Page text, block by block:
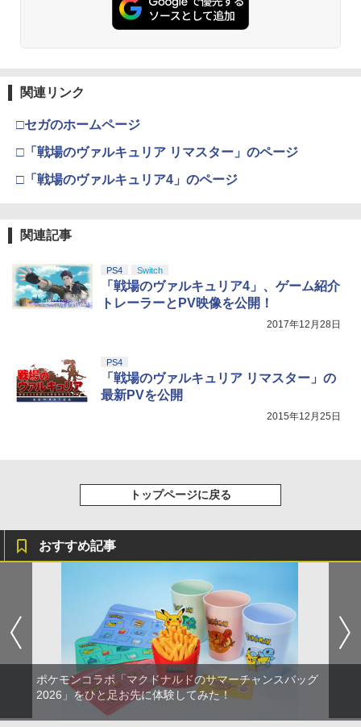
関連リンク
□セガのホームページ
□「戦場のヴァルキュリア リマスター」のページ
□「戦場のヴァルキュリア4」のページ
関連記事
PS4 Switch
「戦場のヴァルキュリア4」、ゲーム紹介
トレーラーとPV映像を公開！
2017年12月28日
PS4
「戦場のヴァルキュリア リマスター」の
最新PVを公開
2015年12月25日
トップページに戻る
おすすめ記事
ポケモンコラボ「マクドナルドのサマーチャンスバッグ
2026」をひと足お先に体験してみた！